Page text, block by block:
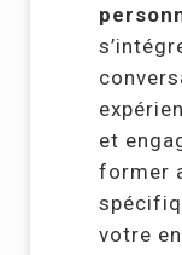
et
former
votre